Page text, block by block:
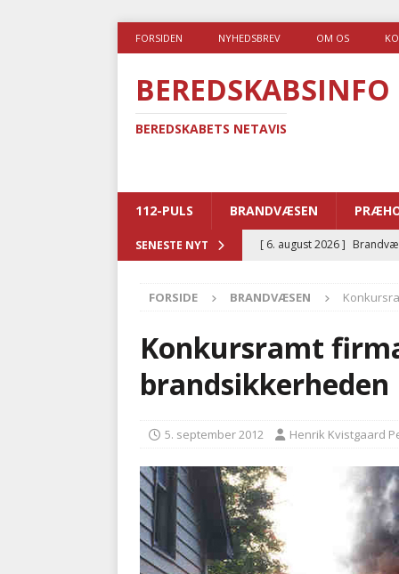
FORSIDEN NYHEDSBREV OM OS
BEREDSKABSINFO
BEREDSKABETS NETAVIS
112-PULS BRANDVÆSEN
SENESTE NYT [ 6. august 2026 ]
[ 5. august 2026 ] Advarer:
i det offentlige
Ny
[ 4. august 2026 ]
BRANDVÆSEN
nødsporet
AUTOHJÆLP
FORSIDE BRANDVÆSEN
Konkursramt
brandsikkerheden
5. september 2012 Henrik Kvistgaard